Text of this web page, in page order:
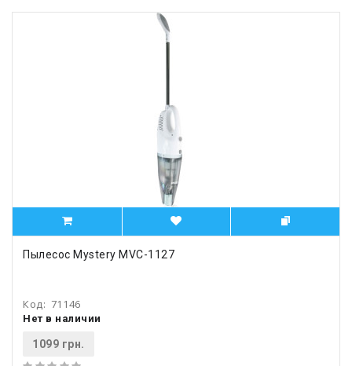
Пылесос Mystery MVC-1127
Код: 71146
Нет в наличии
1099 грн.